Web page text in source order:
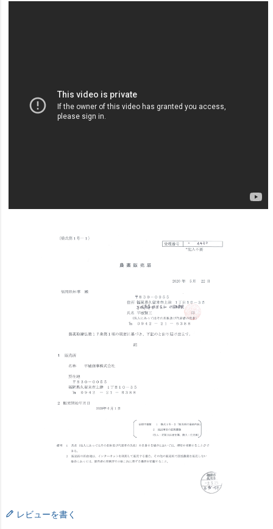
レビューを書く